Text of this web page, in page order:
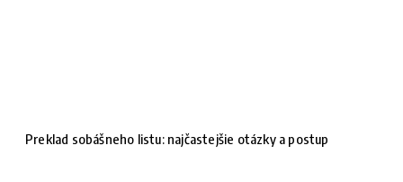
Preklad sobášneho listu: najčastejšie otázky a postup